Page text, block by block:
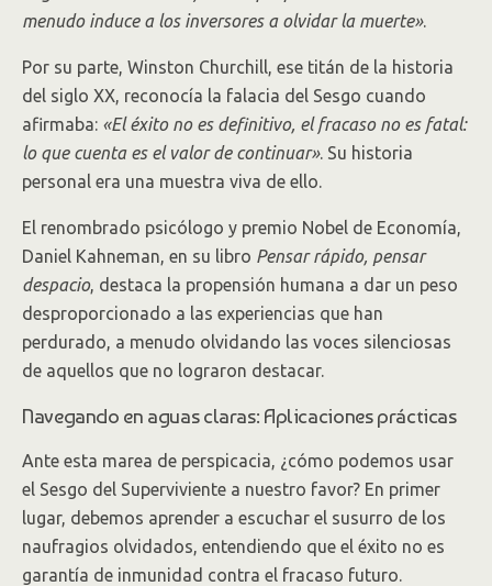
menudo induce a los inversores a olvidar la muerte».
Por su parte, Winston Churchill, ese titán de la historia
del siglo XX, reconocía la falacia del Sesgo cuando
afirmaba: «El éxito no es definitivo, el fracaso no es fatal:
lo que cuenta es el valor de continuar». Su historia
personal era una muestra viva de ello.
El renombrado psicólogo y premio Nobel de Economía,
Daniel Kahneman, en su libro Pensar rápido, pensar
despacio, destaca la propensión humana a dar un peso
desproporcionado a las experiencias que han
perdurado, a menudo olvidando las voces silenciosas
de aquellos que no lograron destacar.
Navegando en aguas claras: Aplicaciones prácticas
Ante esta marea de perspicacia, ¿cómo podemos usar
el Sesgo del Superviviente a nuestro favor? En primer
lugar, debemos aprender a escuchar el susurro de los
naufragios olvidados, entendiendo que el éxito no es
garantía de inmunidad contra el fracaso futuro.